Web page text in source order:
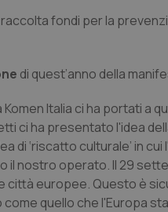
raccolta fondi per la
di quest’anno della
Italia ci ha portati a
ci ha presentato l'idea
‘riscatto culturale’ in
nostro operato. Il 29
europee. Questo è
quello che l'Europa sta